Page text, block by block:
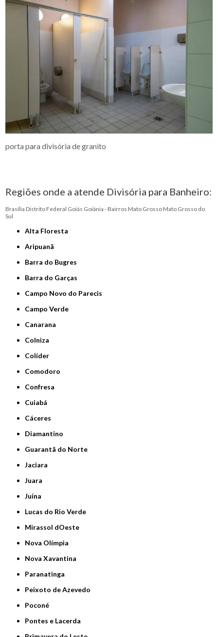
porta para divisória de granito
Regiões onde a atende Divisória para Banheiro:
Brasília Distrito Federal Goiás Goiânia - Bairros Mato Grosso Mato Grosso do
Sul
Alta Floresta
Aripuanã
Barra do Bugres
Barra do Garças
Campo Novo do Parecis
Campo Verde
Canarana
Colniza
Colíder
Comodoro
Confresa
Cuiabá
Cáceres
Diamantino
Guarantã do Norte
Jaciara
Juara
Juína
Lucas do Rio Verde
Mirassol dOeste
Nova Olímpia
Nova Xavantina
Paranatinga
Peixoto de Azevedo
Poconé
Pontes e Lacerda